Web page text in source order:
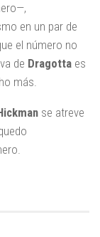
en un par de
el número no
de Dragotta es
más.
se atreve